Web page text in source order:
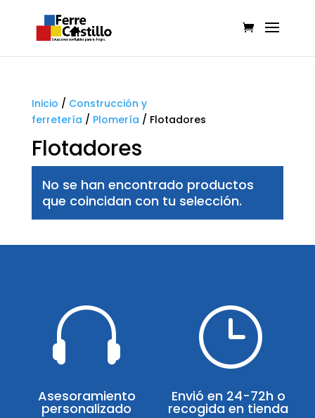
Inicio / Construcción y
ferretería / Plomería / Flotadores
Flotadores
No se han encontrado productos
que coincidan con tu selección.

Asesoramiento
personalizado
}
Envió en 24-72h o
recogida en tienda